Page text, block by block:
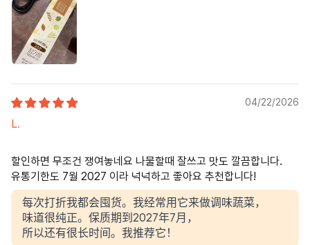
04/22/2026
L.
할인하면 무조건 쟁여놓네요 나물할때 잘쓰고 맛도 깔끔합니다.
유통기한도 7월 2027 이라 넉넉하고 좋아요 추천합니다!
每次打折我都会囤货。我经常用它来做调味蔬菜，
味道很纯正。保质期到2027年7月，
所以还有很长时间。我推荐它！